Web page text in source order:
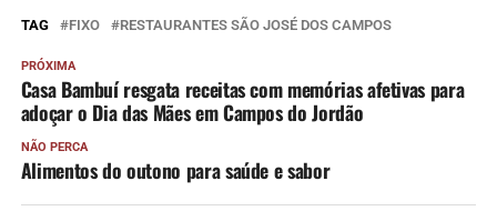
TAG FIXO RESTAURANTES SÃO JOSÉ DOS CAMPOS
PRÓXIMA
Casa Bambuí resgata receitas com memórias afetivas para
adoçar o Dia das Mães em Campos do Jordão
NÃO PERCA
Alimentos do outono para saúde e sabor